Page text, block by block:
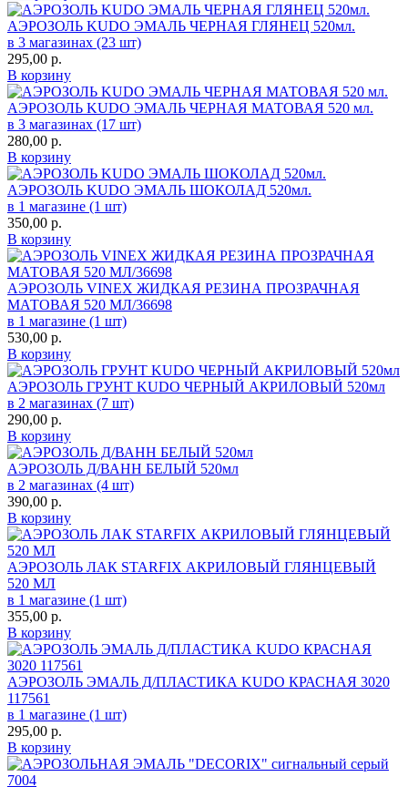
АЭРОЗОЛЬ KUDO ЭМАЛЬ ЧЕРНАЯ ГЛЯНЕЦ 520мл.
в 3 магазинах (23 шт)
295,00 р.
В корзину
АЭРОЗОЛЬ KUDO ЭМАЛЬ ЧЕРНАЯ МАТОВАЯ 520 мл.
в 3 магазинах (17 шт)
280,00 р.
В корзину
АЭРОЗОЛЬ KUDO ЭМАЛЬ ШОКОЛАД 520мл.
в 1 магазине (1 шт)
350,00 р.
В корзину
АЭРОЗОЛЬ VINEX ЖИДКАЯ РЕЗИНА ПРОЗРАЧНАЯ
МАТОВАЯ 520 МЛ/36698
в 1 магазине (1 шт)
530,00 р.
В корзину
АЭРОЗОЛЬ ГРУНТ KUDO ЧЕРНЫЙ АКРИЛОВЫЙ 520мл
в 2 магазинах (7 шт)
290,00 р.
В корзину
АЭРОЗОЛЬ Д/ВАНН БЕЛЫЙ 520мл
в 2 магазинах (4 шт)
390,00 р.
В корзину
АЭРОЗОЛЬ ЛАК STARFIX АКРИЛОВЫЙ ГЛЯНЦЕВЫЙ
520 МЛ
в 1 магазине (1 шт)
355,00 р.
В корзину
АЭРОЗОЛЬ ЭМАЛЬ Д/ПЛАСТИКА KUDO КРАСНАЯ 3020
117561
в 1 магазине (1 шт)
295,00 р.
В корзину